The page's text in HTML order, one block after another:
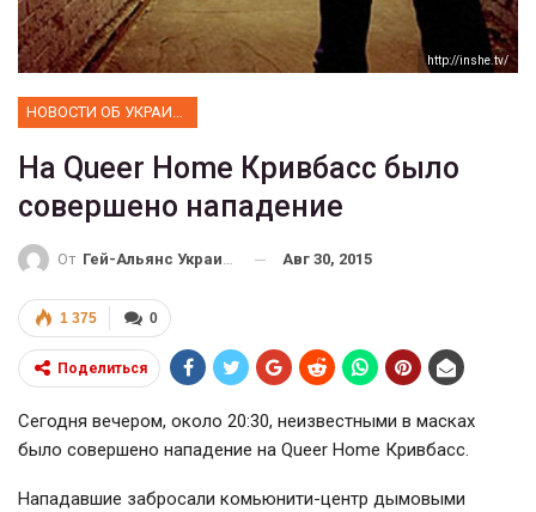
http://inshe.tv/
На Queer Home Кривбасс было
совершено нападение
От Гей-Альянс Украина Авг 30, 2015
0
1 375
Поделиться
Сегодня вечером, около 20:30, неизвестными в масках
было совершено нападение на Queer Home Кривбасс.
Нападавшие забросали комьюнити-центр дымовыми